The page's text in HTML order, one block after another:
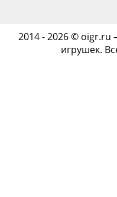
2014 - 2026 © oigr.ru
игрушек.